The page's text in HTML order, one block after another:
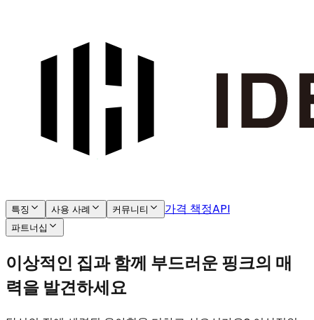
특징 사용 사례 커뮤니티 가격 책정API
파트너십
이상적인 집과 함께 부드러운 핑크의 매
력을 발견하세요